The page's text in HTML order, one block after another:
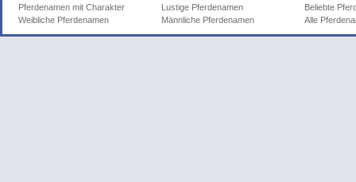
Pferdenamen mit Charakter
Lustige Pferdenamen
Beliebte
Weibliche Pferdenamen
Männliche Pferdenamen Alle